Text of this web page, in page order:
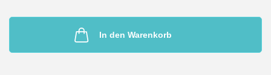
In den Warenkorb